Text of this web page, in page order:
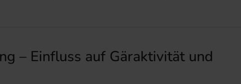
– Einfluss auf Gäraktivität und